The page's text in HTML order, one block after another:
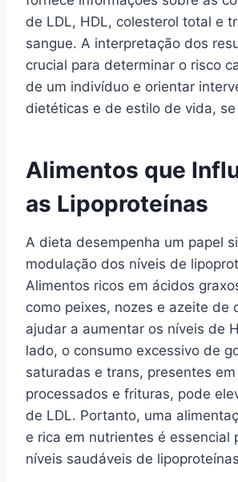
de LDL, HDL, colesterol total e
sangue. A interpretação dos
crucial para determinar o risco
de um indivíduo e orientar
dietéticas e de estilo de vida,
Alimentos que
as Lipoproteínas
A dieta desempenha um papel
modulação dos níveis de
Alimentos ricos em ácidos
como peixes, nozes e azeite de
ajudar a aumentar os níveis de
lado, o consumo excessivo de
saturadas e trans, presentes
processados e frituras, pode
de LDL. Portanto, uma
e rica em nutrientes é essencial
níveis saudáveis de